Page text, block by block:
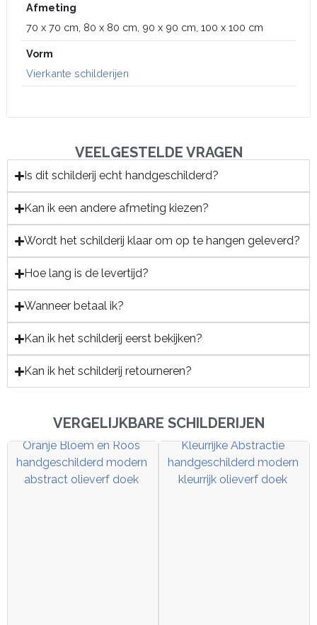
Afmeting
70 x 70 cm, 80 x 80 cm, 90 x 90 cm, 100 x 100 cm
Vorm
Vierkante schilderijen
VEELGESTELDE VRAGEN
Is dit schilderij echt handgeschilderd?
Kan ik een andere afmeting kiezen?
Wordt het schilderij klaar om op te hangen geleverd?
Hoe lang is de levertijd?
Wanneer betaal ik?
Kan ik het schilderij eerst bekijken?
Kan ik het schilderij retourneren?
VERGELIJKBARE SCHILDERIJEN